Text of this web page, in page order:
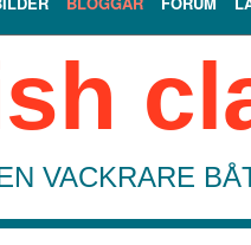
VACKRARE